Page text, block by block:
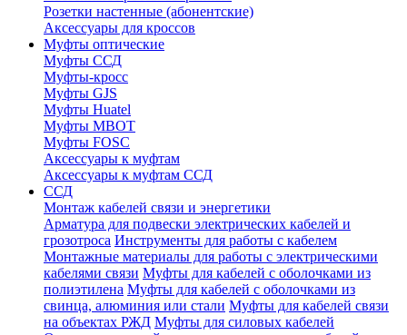
Розетки настенные (абонентские)
Аксессуары для кроссов
Муфты оптические
Муфты ССД
Муфты-кросс
Муфты GJS
Муфты Huatel
Муфты МВОТ
Муфты FOSC
Аксессуары к муфтам
Аксессуары к муфтам ССД
ССД
Монтаж кабелей связи и энергетики
Арматура для подвески электрических кабелей и
грозотроса Инструменты для работы с кабелем
Монтажные материалы для работы с электрическими
кабелями связи Муфты для кабелей с оболочками из
полиэтилена Муфты для кабелей с оболочками из
свинца, алюминия или стали Муфты для кабелей связи
на объектах РЖД Муфты для силовых кабелей